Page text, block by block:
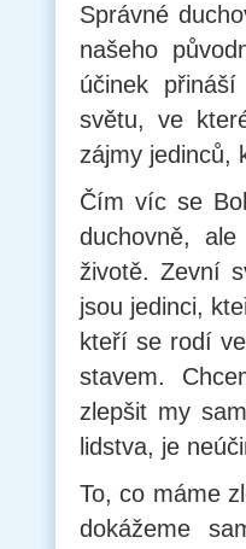
Správné
našeho
účinek
světu, ve
zájmy jedinců,
Čím víc se
duchovně,
životě. Zevní
jsou jedinci,
kteří se rodí
stavem.
zlepšit my
lidstva, je
To, co máme
dokážeme